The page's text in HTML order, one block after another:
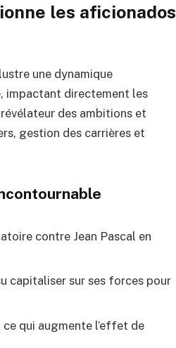
les aficionados
une dynamique
impactant directement les
des ambitions et
gestion des carrières et
contre Jean Pascal en
capitaliser sur ses forces pour
qui augmente l’effet de